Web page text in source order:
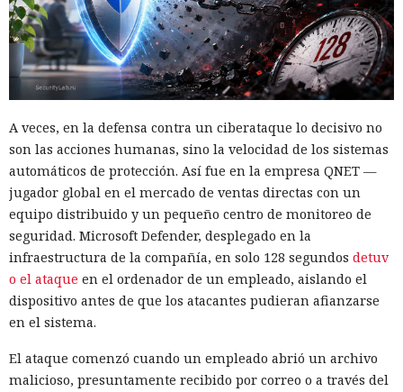
A veces, en la defensa contra un ciberataque lo decisivo no
son las acciones humanas, sino la velocidad de los sistemas
automáticos de protección. Así fue en la empresa QNET —
jugador global en el mercado de ventas directas con un
equipo distribuido y un pequeño centro de monitoreo de
seguridad. Microsoft Defender, desplegado en la
infraestructura de la compañía, en solo 128 segundos detuv
o el ataque en el ordenador de un empleado, aislando el
dispositivo antes de que los atacantes pudieran afianzarse
en el sistema.
El ataque comenzó cuando un empleado abrió un archivo
malicioso, presuntamente recibido por correo o a través del